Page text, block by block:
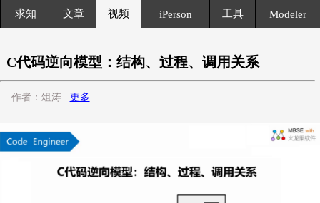
求知 文章 视频 iPerson 工具 Modeler
C代码逆向模型：结构、过程、调用关系
作者：俎涛 更多